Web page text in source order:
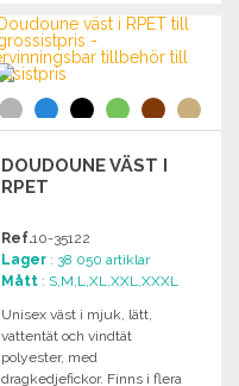
BESTÄLL
Begär offert
DOUDOUNE VÄST I
RPET
Ref.10-35122
Lager : 38 050 artiklar
Mått : S,M,L,XL,XXL,XXXL
Unisex väst i mjuk, lätt,
vattentät och vindtät
polyester, med
dragkedjefickor. Finns i flera